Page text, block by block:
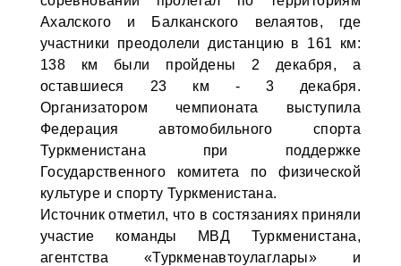
Ахалского и Балканского велаятов, где
участники преодолели дистанцию в 161 км:
138 км были пройдены 2 декабря, а
оставшиеся 23 км - 3 декабря.
Организатором чемпионата выступила
Федерация автомобильного спорта
Туркменистана при поддержке
Государственного комитета по физической
культуре и спорту Туркменистана.
Источник отметил, что в состязаниях приняли
участие команды МВД Туркменистана,
агентства «Туркменавтоулаглары» и